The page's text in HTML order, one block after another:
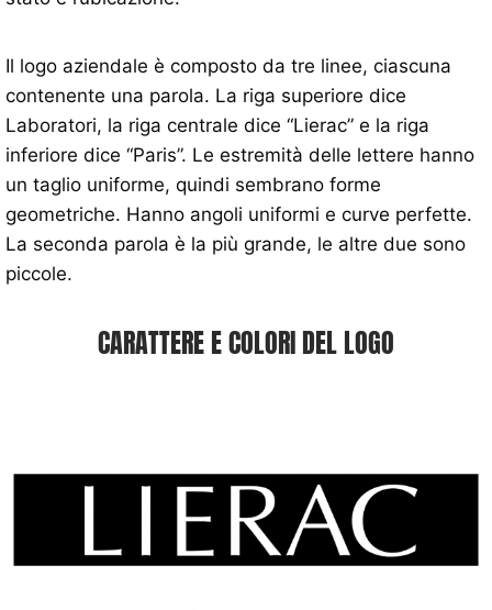
Il logo aziendale è composto da tre linee, ciascuna
contenente una parola. La riga superiore dice
Laboratori, la riga centrale dice “Lierac” e la riga
inferiore dice “Paris”. Le estremità delle lettere hanno
un taglio uniforme, quindi sembrano forme
geometriche. Hanno angoli uniformi e curve perfette.
La seconda parola è la più grande, le altre due sono
piccole.
CARATTERE E COLORI DEL LOGO